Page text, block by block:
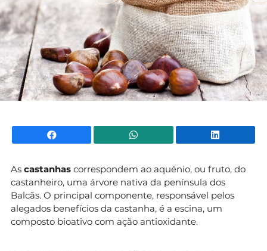
Facebook WhatsApp
As castanhas correspondem ao aquénio, ou fruto, do
castanheiro, uma árvore nativa da península dos
Balcãs. O principal componente, responsável pelos
alegados benefícios da castanha, é a escina, um
composto bioativo com ação antioxidante.